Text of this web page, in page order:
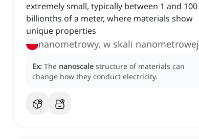
extremely small, typically between 1 and 100
billionths of a meter, where materials show
unique properties
nanometrowy, w skali nanometrowej
Ex: The nanoscale structure of materials can
change how they conduct electricity.